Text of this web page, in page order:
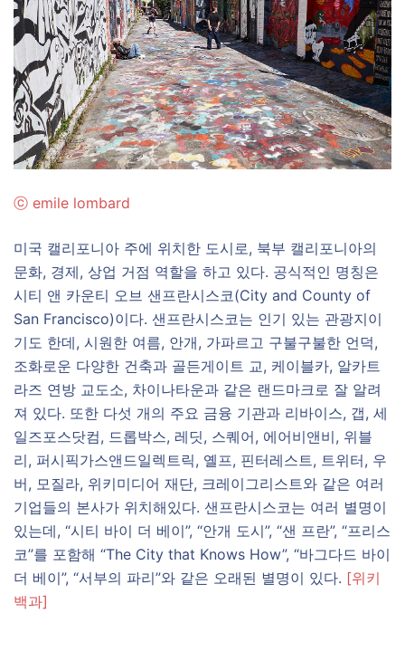
ⓒ emile lombard
미국 캘리포니아 주에 위치한 도시로, 북부 캘리포니아의
문화, 경제, 상업 거점 역할을 하고 있다. 공식적인 명칭은
시티 앤 카운티 오브 샌프란시스코(City and County of
San Francisco)이다. 샌프란시스코는 인기 있는 관광지이
기도 한데, 시원한 여름, 안개, 가파르고 구불구불한 언덕,
조화로운 다양한 건축과 골든게이트 교, 케이블카, 알카트
라즈 연방 교도소, 차이나타운과 같은 랜드마크로 잘 알려
져 있다. 또한 다섯 개의 주요 금융 기관과 리바이스, 갭, 세
일즈포스닷컴, 드롭박스, 레딧, 스퀘어, 에어비앤비, 위블
리, 퍼시픽가스앤드일렉트릭, 옐프, 핀터레스트, 트위터, 우
버, 모질라, 위키미디어 재단, 크레이그리스트와 같은 여러
기업들의 본사가 위치해있다. 샌프란시스코는 여러 별명이
있는데, “시티 바이 더 베이”, “안개 도시”, “샌 프란”, “프리스
코”를 포함해 “The City that Knows How”, “바그다드 바이
더 베이”, “서부의 파리”와 같은 오래된 별명이 있다. [위키
백과]